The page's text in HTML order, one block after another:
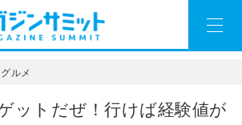
ルメ
ットだぜ！行けば経験値が